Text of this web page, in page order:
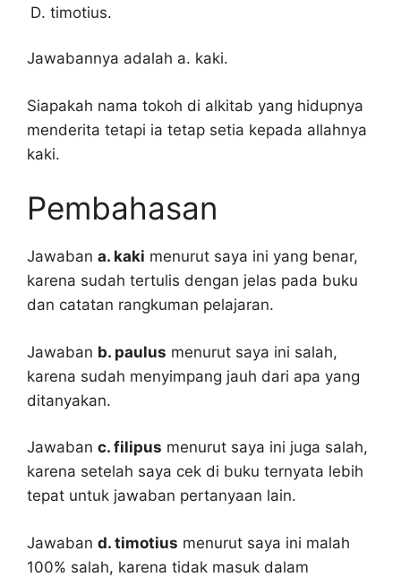
timotius.
Jawabannya adalah a. kaki.
Siapakah nama tokoh di alkitab yang hidupnya
menderita tetapi ia tetap setia kepada allahnya
kaki.
Pembahasan
Jawaban a. kaki menurut saya ini yang benar,
karena sudah tertulis dengan jelas pada buku
dan catatan rangkuman pelajaran.
Jawaban b. paulus menurut saya ini salah,
karena sudah menyimpang jauh dari apa yang
ditanyakan.
Jawaban c. filipus menurut saya ini juga salah,
karena setelah saya cek di buku ternyata lebih
tepat untuk jawaban pertanyaan lain.
Jawaban d. timotius menurut saya ini malah
100% salah, karena tidak masuk dalam